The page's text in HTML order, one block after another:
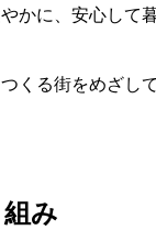
かに、安心して
くる街をめざし
み